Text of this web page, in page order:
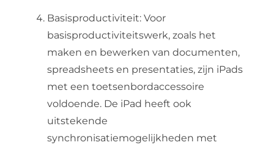
Basisproductiviteit: Voor
basisproductiviteitswerk, zoals het
maken en bewerken van documenten,
spreadsheets en presentaties, zijn iPads
met een toetsenbordaccessoire
voldoende. De iPad heeft ook
uitstekende
synchronisatiemogelijkheden met